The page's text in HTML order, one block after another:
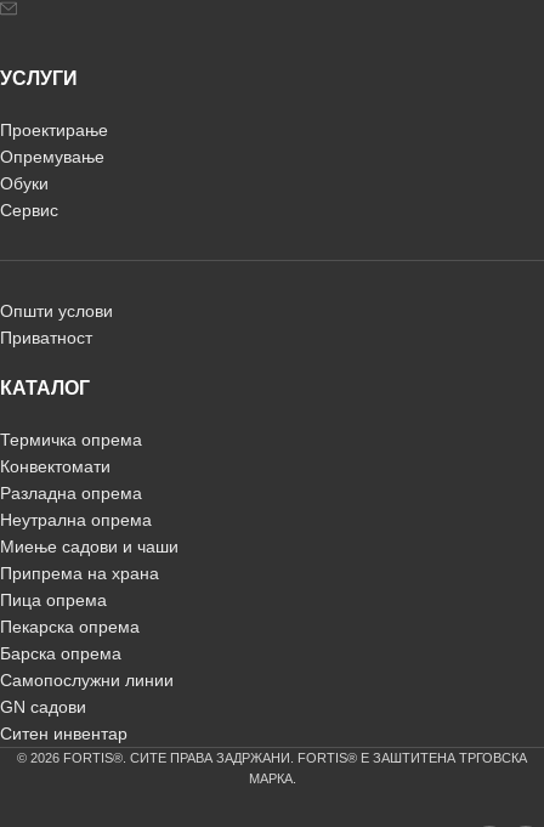
УСЛУГИ
Проектирање
Опремување
Обуки
Сервис
Општи услови
Приватност
КАТАЛОГ
Термичка опрема
Конвектомати
Разладна опрема
Неутрална опрема
Миење садови и чаши
Припрема на храна
Пица опрема
Пекарска опрема
Барска опрема
Самопослужни линии
GN садови
Ситен инвентар
© 2026 FORTIS®. СИТЕ ПРАВА ЗАДРЖАНИ. FORTIS® Е ЗАШТИТЕНА ТРГОВСКА
МАРКА.